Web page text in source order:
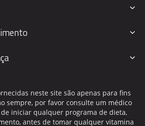
neste site são apenas para fins
sempre, por favor consulte um médico
iniciar qualquer programa de dieta,
antes de tomar qualquer vitamina